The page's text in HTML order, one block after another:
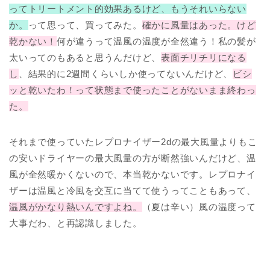
ってトリートメント的効果あるけど、もうそれいらない
か。
って思って、買ってみた。 確かに風量はあった。けど
乾かない！ 何が違うって温風の温度が全然違う！私の髪が
太いってのもあると思うんだけど、表面チリチリになる
し
、結果的に2週間くらいしか使ってないんだけど、
ビシ
ッと乾いたわ！って状態まで使ったことがないまま終わっ
た。
それまで使っていたレプロナイザー2dの最大風量よりもこ
の安いドライヤーの最大風量の方が断然強いんだけど、温
風が全然暖かくないので、本当乾かないです。レプロナイ
ザーは温風と冷風を交互に当てて使うってこともあって、
温風がかなり熱いんですよね。
（夏は辛い）風の温度って
大事だわ、と再認識しました。